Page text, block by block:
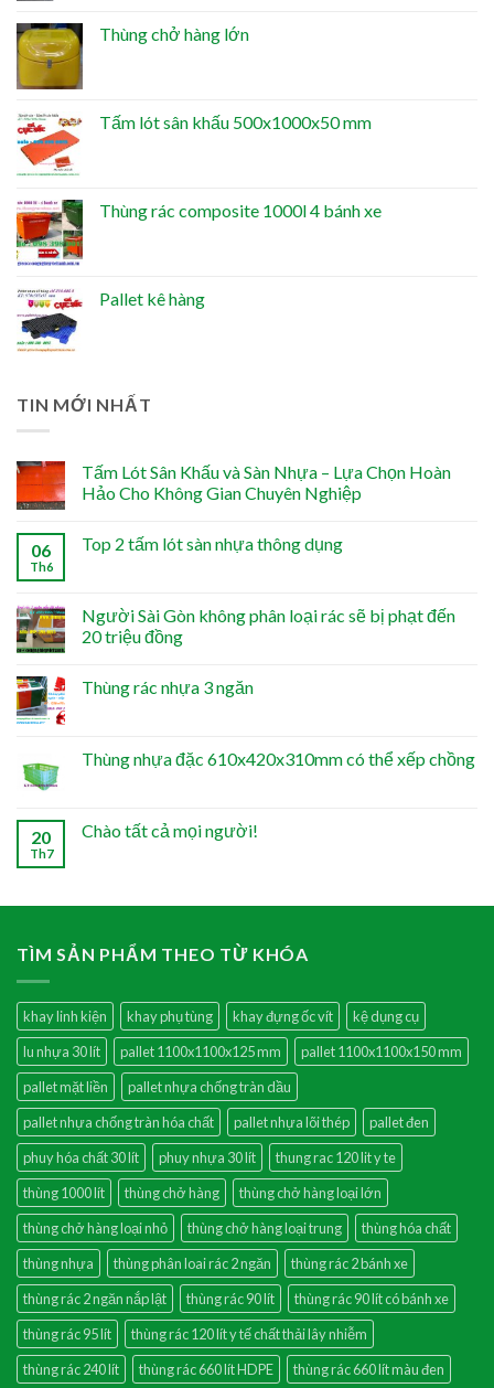
Thùng chở hàng lớn
Tấm lót sân khấu 500x1000x50 mm
Thùng rác composite 1000l 4 bánh xe
Pallet kê hàng
TIN MỚI NHẤT
Tấm Lót Sân Khấu và Sàn Nhựa – Lựa Chọn Hoàn
Hảo Cho Không Gian Chuyên Nghiệp
06
Th6
Top 2 tấm lót sàn nhựa thông dụng
Người Sài Gòn không phân loại rác sẽ bị phạt đến
20 triệu đồng
Thùng rác nhựa 3 ngăn
Thùng nhựa đặc 610x420x310mm có thể xếp chồng
20
Th7
Chào tất cả mọi người!
TÌM SẢN PHẨM THEO TỪ KHÓA
khay linh kiện khay phụ tùng khay đựng ốc vít
kệ dụng cụ
lu nhựa 30 lít
pallet 1100x1100x125 mm
pallet 1100x1100x150 mm
pallet mặt liền
pallet nhựa chống tràn dầu
pallet nhựa chống tràn hóa chất
pallet nhựa lõi thép
pallet đen
phuy hóa chất 30 lít
phuy nhựa 30 lít
thung rac 120 lit y te
thùng 1000 lít
thùng chở hàng
thùng chở hàng loại lớn
thùng chở hàng loại nhỏ
thùng chở hàng loại trung
thùng hóa chất
thùng nhựa
thùng phân loai rác 2 ngăn
thùng rác 2 bánh xe
thùng rác 2 ngăn nắp lật
thùng rác 90 lít
thùng rác 90 lít có bánh xe
thùng rác 95 lít
thùng rác 120 lít y tế chất thải lây nhiễm
thùng rác 240 lít
thùng rác 660 lít HDPE
thùng rác 660 lít màu đen